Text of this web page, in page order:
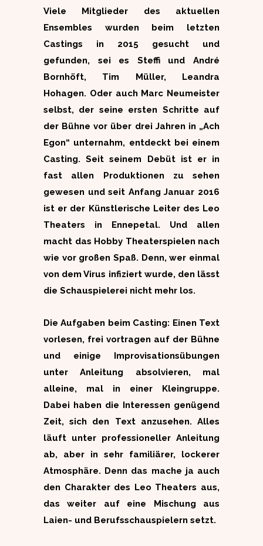
Viele Mitglieder des aktuellen
Ensembles wurden beim letzten
Castings in 2015 gesucht und
gefunden, sei es Steffi und André
Bornhöft, Tim Müller, Leandra
Hohagen. Oder auch Marc Neumeister
selbst, der seine ersten Schritte auf
der Bühne vor über drei Jahren in „Ach
Egon“ unternahm, entdeckt bei einem
Casting. Seit seinem Debüt ist er in
fast allen Produktionen zu sehen
gewesen und seit Anfang Januar 2016
ist er der Künstlerische Leiter des Leo
Theaters in Ennepetal. Und allen
macht das Hobby Theaterspielen nach
wie vor großen Spaß. Denn, wer einmal
von dem Virus infiziert wurde, den lässt
die Schauspielerei nicht mehr los.
Die Aufgaben beim Casting: Einen Text
vorlesen, frei vortragen auf der Bühne
und einige Improvisationsübungen
unter Anleitung absolvieren, mal
alleine, mal in einer Kleingruppe.
Dabei haben die Interessen genügend
Zeit, sich den Text anzusehen. Alles
läuft unter professioneller Anleitung
ab, aber in sehr familiärer, lockerer
Atmosphäre. Denn das mache ja auch
den Charakter des Leo Theaters aus,
das weiter auf eine Mischung aus
Laien- und Berufsschauspielern setzt.